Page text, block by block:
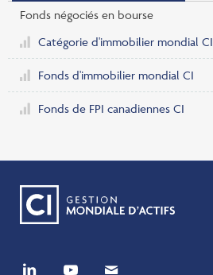
Fonds négociés en bourse
Catégorie d'immobilier mondial CI
Fonds d'immobilier mondial CI
Fonds de FPI canadiennes CI